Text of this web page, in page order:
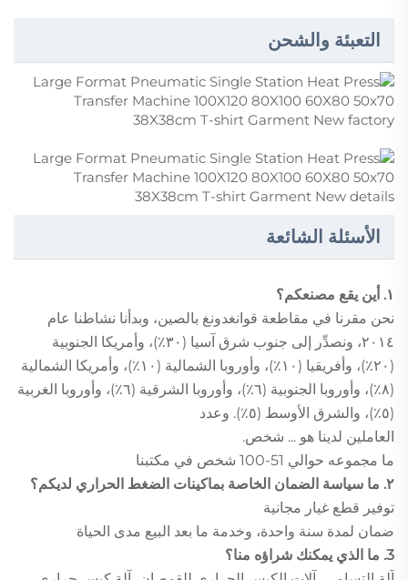
التعبئة والشحن
الأسئلة الشائعة
١. أين يقع مصنعكم؟
نحن مقرنا في مقاطعة قوانغدونغ بالصين، وبدأنا نشاطنا عام
٢٠١٤، ونصدِّر إلى جنوب شرق آسيا (٣٠٪)، وأمريكا الجنوبية
(٢٠٪)، وأفريقيا (١٠٪)، وأوروبا الشمالية (١٠٪)، وأمريكا الشمالية
(٨٪)، وأوروبا الجنوبية (٦٪)، وأوروبا الشرقية (٦٪)، وأوروبا الغربية
(٥٪)، والشرق الأوسط (٥٪). وعدد
العاملين لدينا هو ... شخص.
ما مجموعه حوالي 51-100 شخص في مكتبنا
٢. ما سياسة الضمان الخاصة بماكينات الضغط الحراري لديكم؟
توفير قطع غيار مجانية
ضمان لمدة سنة واحدة، وخدمة ما بعد البيع مدى الحياة
3. ما الذي يمكنك شراؤه منا؟